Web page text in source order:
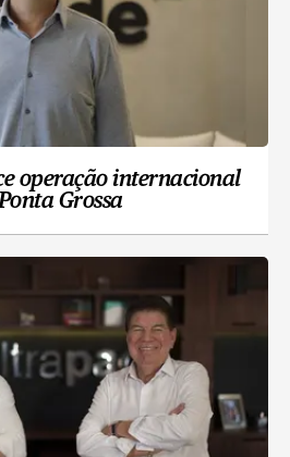
operação internacional
Grossa